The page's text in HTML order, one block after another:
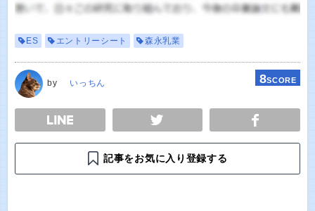
ES エントリーシート 森永乳業
by いっちん 8SCORE
TWEET
記事をお気に入り登録する